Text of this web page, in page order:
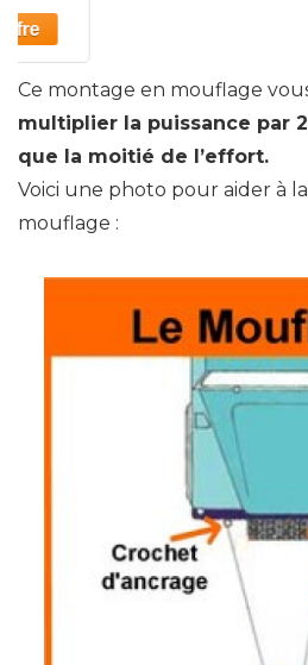
Ce montage en mouflage
multiplier la puissance par
que la moitié de l’effort.
Voici une photo pour aider à
mouflage :